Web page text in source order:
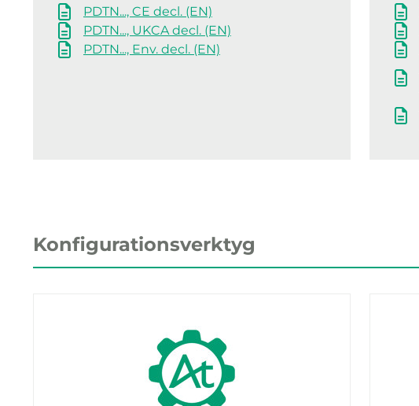
PDTN..., CE decl. (EN)
PDTN..., UKCA decl. (EN)
PDTN..., Env. decl. (EN)
Konfigurationsverktyg